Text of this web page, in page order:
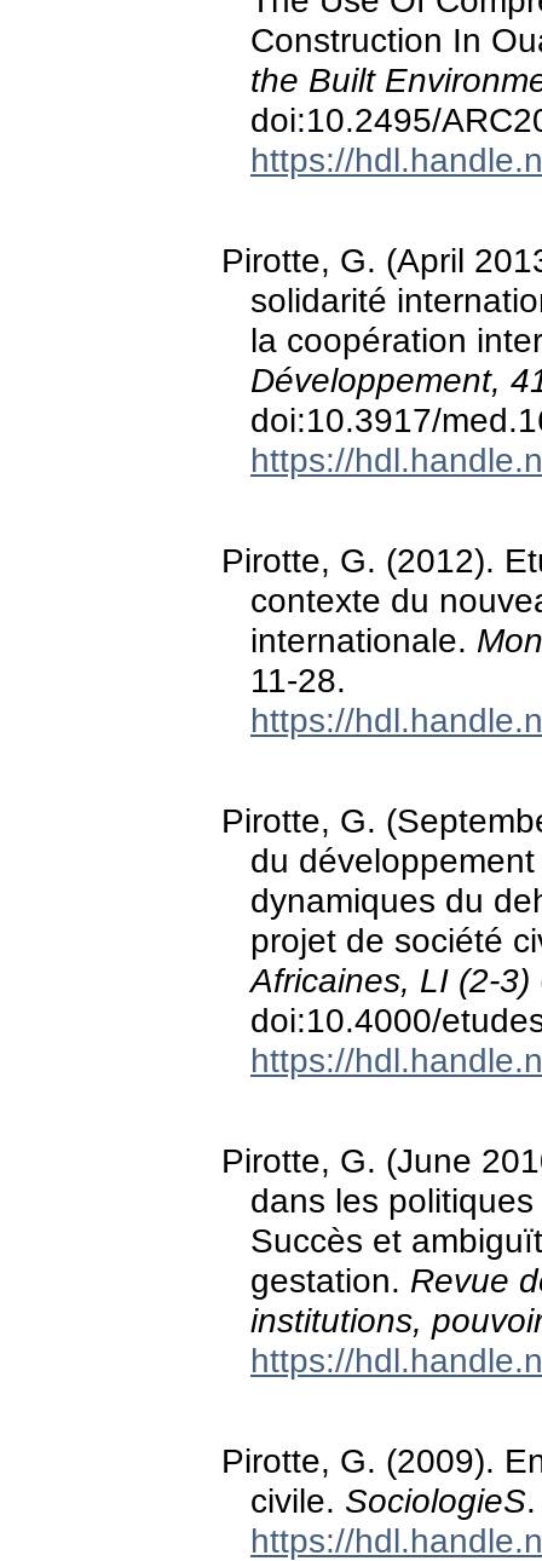
Construction In
the Built
doi:10.2495/
https://
Pirotte, G. (April
solidarité
la coopération
Développement,
doi:10.3917/
https://
Pirotte, G. (2012).
contexte du
internationale.
11-28.
https://
Pirotte, G.
du
dynamiques du
projet de société
Africaines, LI (2-3)
doi:10.4000/
https://
Pirotte, G. (June
dans les
Succès et
gestation. Revue
institutions,
https://
Pirotte, G. (2009).
civile. SociologieS.
https://